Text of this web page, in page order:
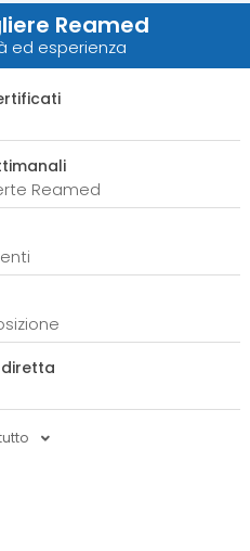
Reamed
ed esperienza
Reamed